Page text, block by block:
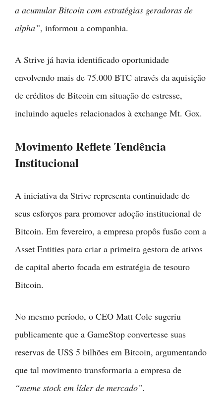
a acumular Bitcoin com estratégias geradoras de
alpha”, informou a companhia.
A Strive já havia identificado oportunidade
envolvendo mais de 75.000 BTC através da aquisição
de créditos de Bitcoin em situação de estresse,
incluindo aqueles relacionados à exchange Mt. Gox.
Movimento Reflete Tendência
Institucional
A iniciativa da Strive representa continuidade de
seus esforços para promover adoção institucional de
Bitcoin. Em fevereiro, a empresa propôs fusão com a
Asset Entities para criar a primeira gestora de ativos
de capital aberto focada em estratégia de tesouro
Bitcoin.
No mesmo período, o CEO Matt Cole sugeriu
publicamente que a GameStop convertesse suas
reservas de US$ 5 bilhões em Bitcoin, argumentando
que tal movimento transformaria a empresa de
“meme stock em líder de mercado”.